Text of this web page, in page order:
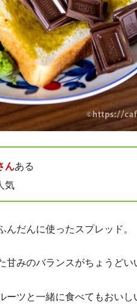
んある
気
だんに使ったスプレッド。
みのバランスがちょうどい
ツと一緒に食べてもおいし